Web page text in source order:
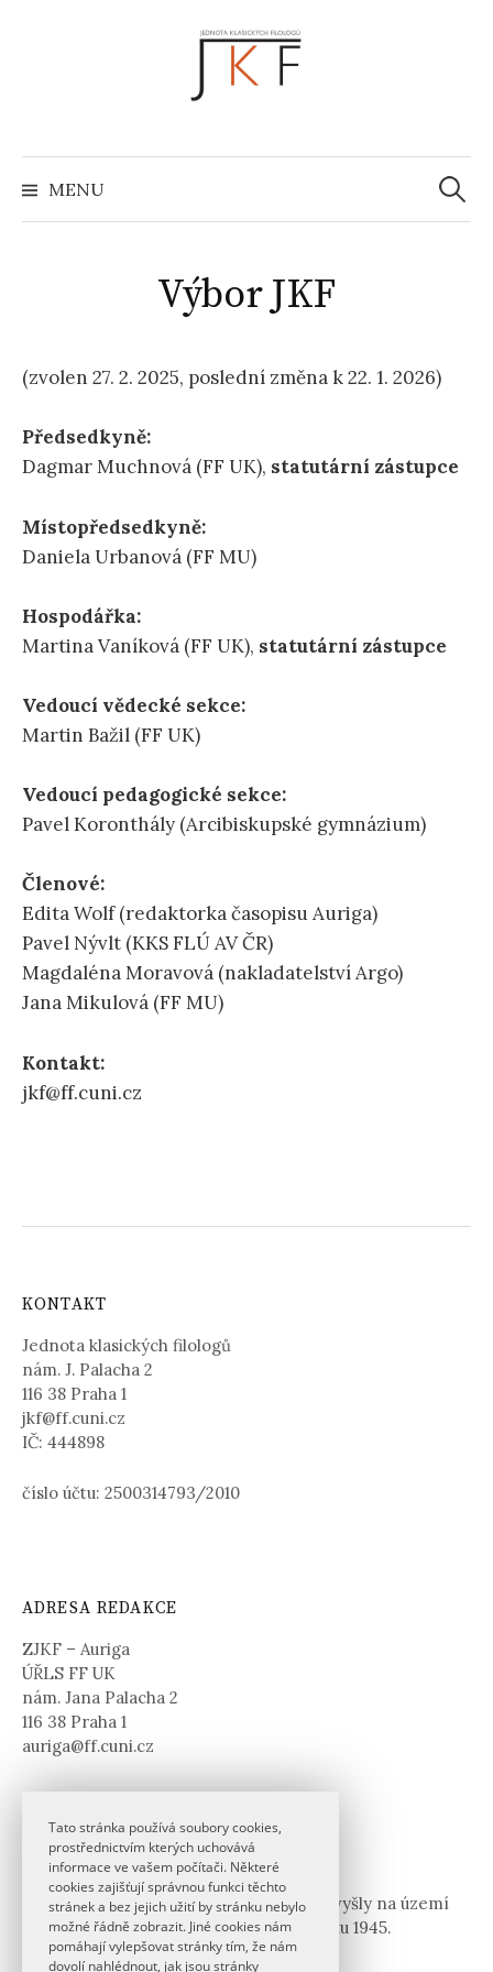
Tato stránka používá soubory cookies,
prostřednictvím kterých uchovává
informace ve vašem počítači. Některé
cookies zajišťují správnou funkci těchto
stránek a bez jejich užití by stránku nebylo
možné řádně zobrazit. Jiné cookies nám
pomáhají vylepšovat stránky tím, že nám
dovolí nahlédnout, jak jsou stránky
MENU
Výbor JKF
(zvolen 27. 2. 2025, poslední změna k 22. 1. 2026)
Předsedkyně:
Dagmar Muchnová (FF UK), statutární zástupce
Místopředsedkyně:
Daniela Urbanová (FF MU)
Hospodářka:
Martina Vaníková (FF UK), statutární zástupce
Vedoucí vědecké sekce:
Martin Bažil (FF UK)
Vedoucí pedagogické sekce:
Pavel Koronthály (Arcibiskupské gymnázium)
Členové:
Edita Wolf (redaktorka časopisu Auriga)
Pavel Nývlt (KKS FLÚ AV ČR)
Magdaléna Moravová (nakladatelství Argo)
Jana Mikulová (FF MU)
Kontakt:
jkf@ff.cuni.cz
KONTAKT
Jednota klasických filologů
nám. J. Palacha 2
116 38 Praha 1
jkf@ff.cuni.cz
IČ: 444898
číslo účtu: 2500314793/2010
ADRESA REDAKCE
ZJKF – Auriga
ÚŘLS FF UK
nám. Jana Palacha 2
116 38 Praha 1
auriga@ff.cuni.cz
BIBLIOGRAFIE KLASICKÝCH STUDIÍ
Bibliografická databáze publikací, které vyšly na území
České (československé) republiky od roku 1945.